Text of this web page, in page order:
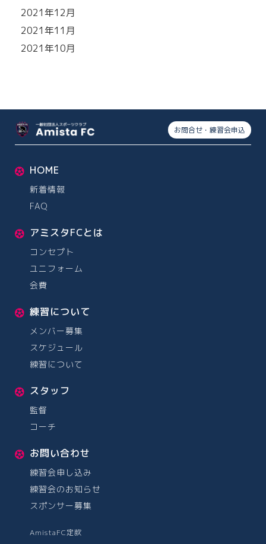
2021年12月
2021年11月
2021年10月
お問合せ・練習会申込
HOME
新着情報
FAQ
アミスタFCとは
コンセプト
ユニフォーム
会費
練習について
メンバー募集
スケジュール
練習について
スタッフ
監督
コーチ
お問い合わせ
練習会申し込み
練習会のお知らせ
スポンサー募集
AmistaFC定款